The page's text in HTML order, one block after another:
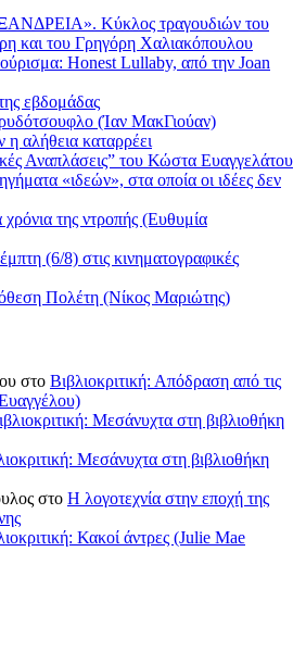
Κύκλος τραγουδιών του
και του Γρηγόρη Χαλιακόπουλου
Honest Lullaby, από την Joan
εβδομάδας
(Ίαν ΜακΓιούαν)
αλήθεια καταρρέει
Αναπλάσεις” του Κώστα Ευαγγελάτου
«ιδεών», στα οποία οι ιδέες δεν
χρόνια της ντροπής (Ευθυμία
(6/8) στις κινηματογραφικές
Πολέτη (Νίκος Μαριώτης)
στο Βιβλιοκριτική: Απόδραση από τις
Μεσάνυχτα στη βιβλιοθήκη
Μεσάνυχτα στη βιβλιοθήκη
στο Η λογοτεχνία στην εποχή της
Κακοί άντρες (Julie Mae